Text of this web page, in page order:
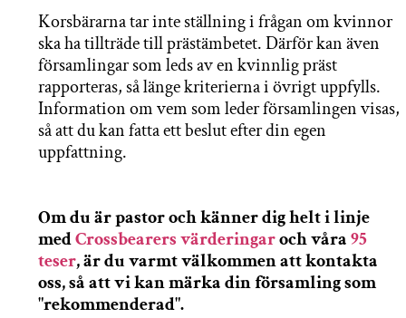
Korsbärarna tar inte ställning i frågan om kvinnor
ska ha tillträde till prästämbetet. Därför kan även
församlingar som leds av en kvinnlig präst
rapporteras, så länge kriterierna i övrigt uppfylls.
Information om vem som leder församlingen visas,
så att du kan fatta ett beslut efter din egen
uppfattning.
Om du är pastor och känner dig helt i linje
medCrossbearers värderingaroch våra95
teser, är du varmt välkommen att kontakta
oss, så att vi kan märka din församling som
"rekommenderad".